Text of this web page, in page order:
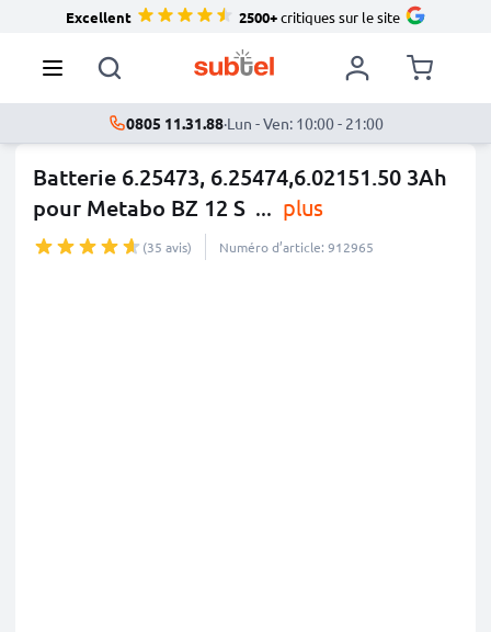
Excellent 2500+critiques sur le site
0805 11.31.88·Lun - Ven: 10:00 - 21:00
Batterie 6.25473, 6.25474,6.02151.50 3Ah
pour Metabo BZ 12 S ... plus
(35 avis) Numéro d’article: 912965